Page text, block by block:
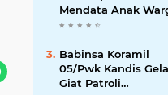
Mendata Anak
Yang Stunting
Babinsa Koramil
05/Pwk Kandis
Giat Patroli